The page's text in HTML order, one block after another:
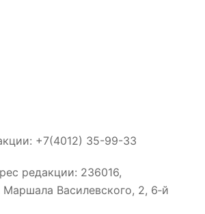
+7(4012) 35-99-33
редакции: 236016,
Маршала Василевского, 2, 6‑й